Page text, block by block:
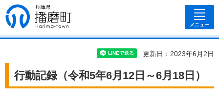
兵庫県 播磨
町
メニュー
更新日：2023年6月2日
行動記録（令和5年6月12日～6月18日）